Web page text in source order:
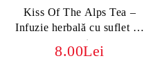
Kiss Of The Alps Tea –
Infuzie herbală cu suflet de
munte
8.00Lei